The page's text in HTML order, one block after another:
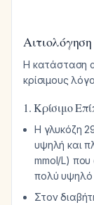
Η κατάσταση
κρίσιμους
1. Κρίσιμο
Η γλυκόζη
υψηλή και
mmol/L) που
πολύ υψηλό
Στον